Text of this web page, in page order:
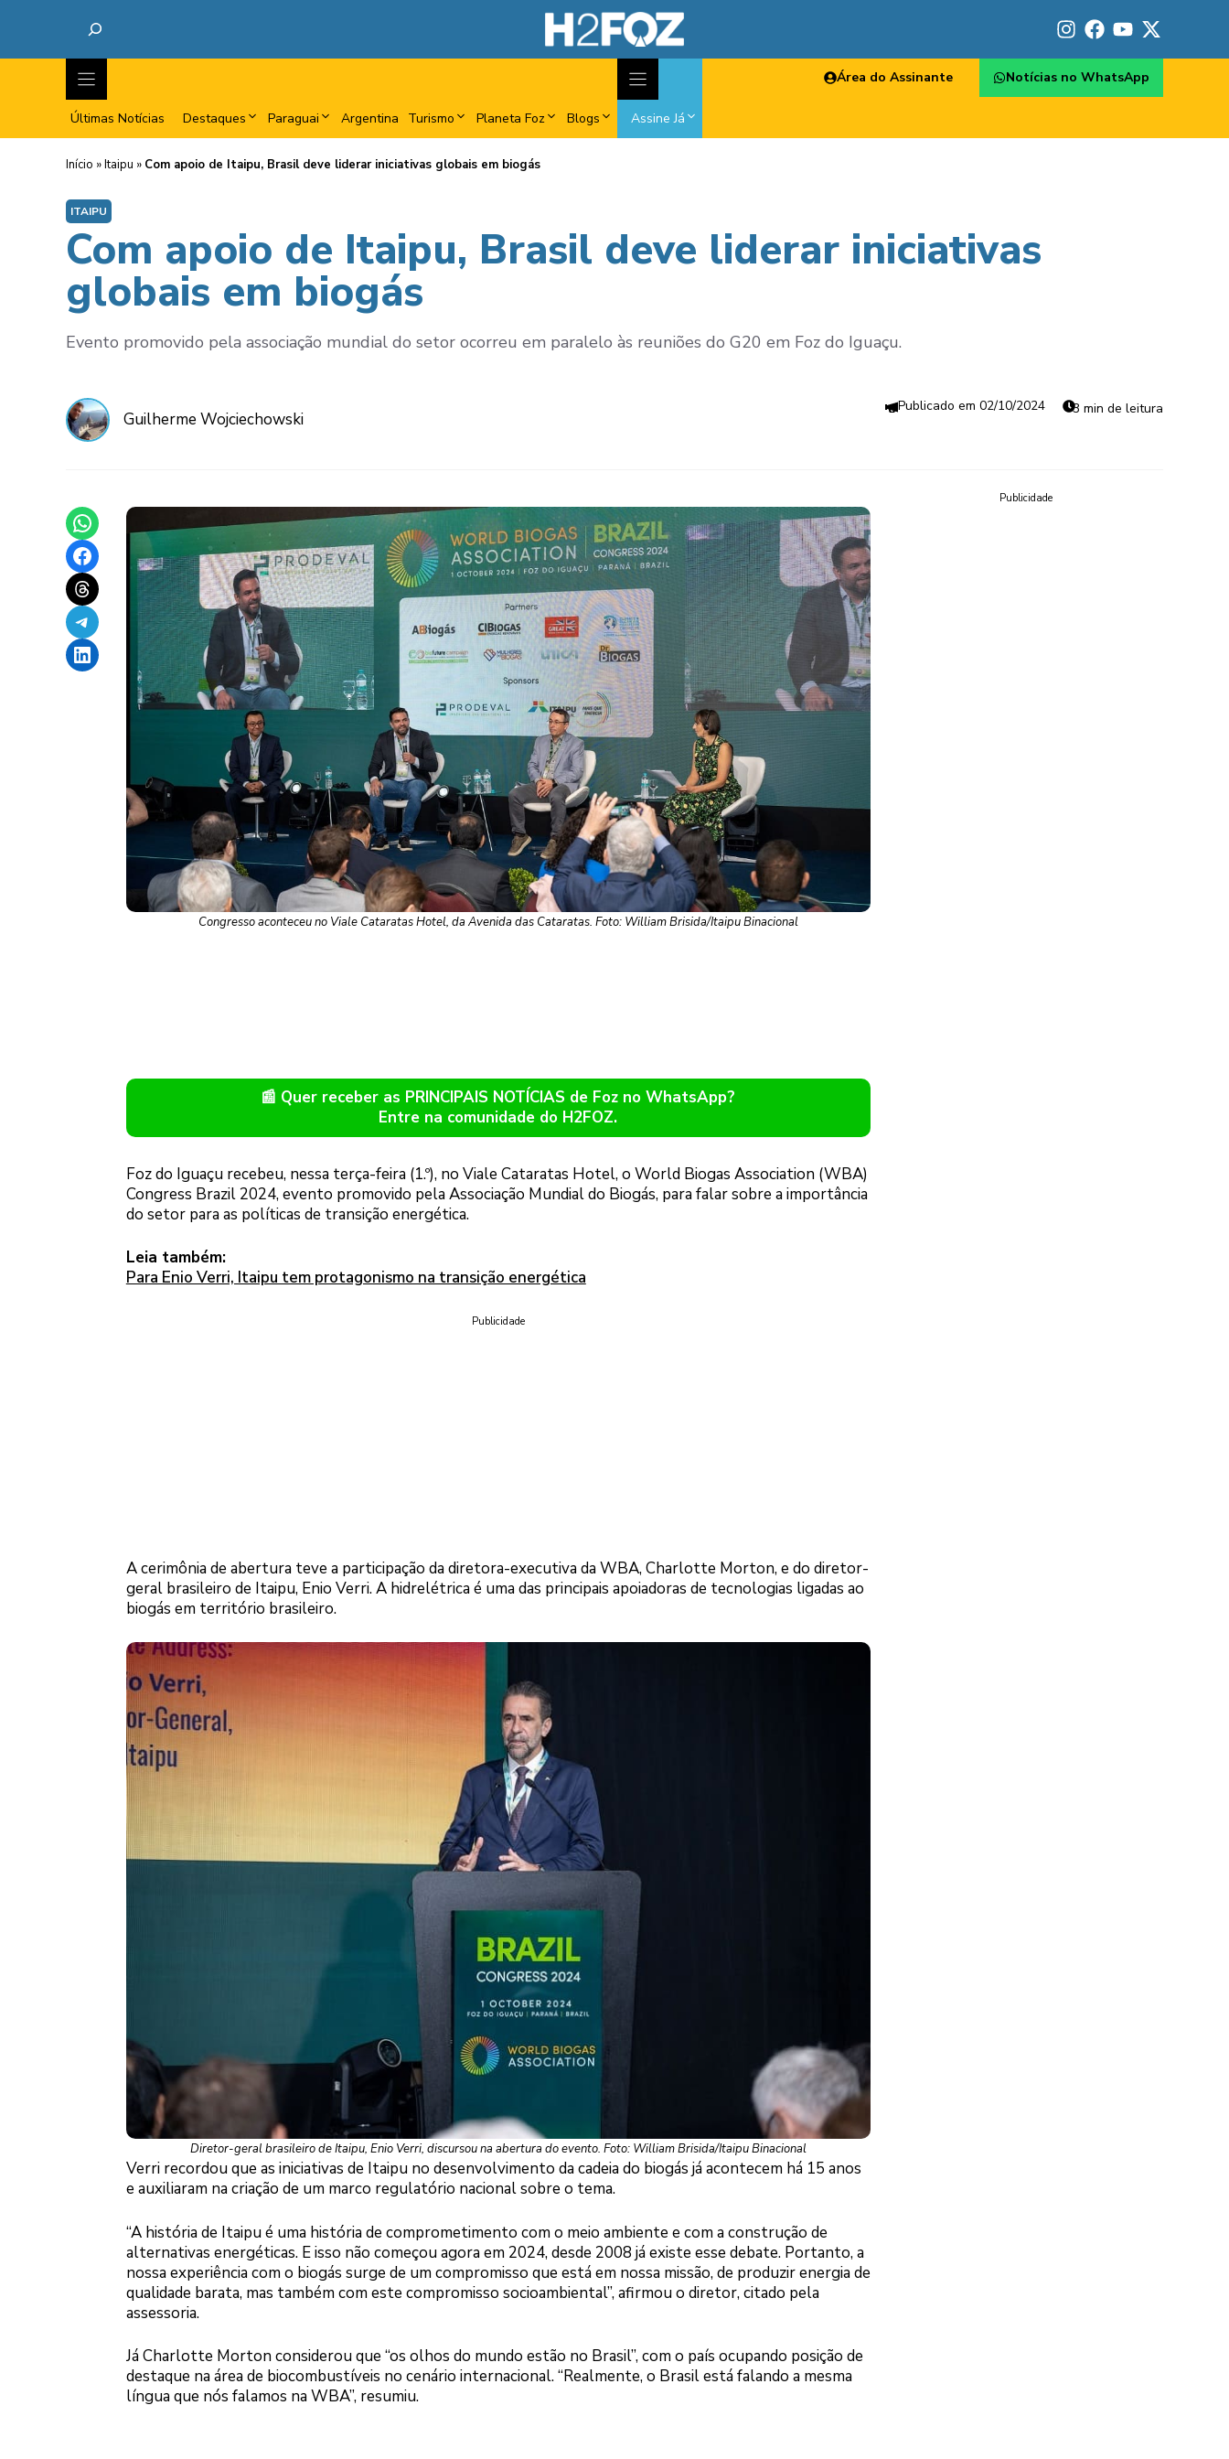
Últimas Notícias Destaques Paraguai Argentina Turismo Planeta Foz Blogs Assine Já
Área do Assinante Notícias no WhatsApp
Início »Itaipu » Com apoio de Itaipu, Brasil deve liderar iniciativas globais em biogás
ITAIPU
Com apoio de Itaipu, Brasil deve liderar iniciativas
globais em biogás
Evento promovido pela associação mundial do setor ocorreu em paralelo às reuniões do G20 em Foz do Iguaçu.
Guilherme Wojciechowski
02/10/2024 3 min de leitura
Share on WhatsApp
Share on Facebook
Share on Threads
Share on Telegram
Share on LinkedIn
Congresso aconteceu no Viale Cataratas Hotel, da Avenida das Cataratas. Foto: William Brisida/Itaipu Binacional
📰 Quer receber as PRINCIPAIS NOTÍCIAS de Foz no WhatsApp?
Entre na comunidade do H2FOZ.
Foz do Iguaçu recebeu, nessa terça-feira (1.º), no Viale Cataratas Hotel, o World Biogas Association (WBA)
Congress Brazil 2024, evento promovido pela Associação Mundial do Biogás, para falar sobre a importância
do setor para as políticas de transição energética.
Leia também:
Para Enio Verri, Itaipu tem protagonismo na transição energética
Publicidade
A cerimônia de abertura teve a participação da diretora-executiva da WBA, Charlotte Morton, e do diretor-
geral brasileiro de Itaipu, Enio Verri. A hidrelétrica é uma das principais apoiadoras de tecnologias ligadas ao
biogás em território brasileiro.
Diretor-geral brasileiro de Itaipu, Enio Verri, discursou na abertura do evento. Foto: William Brisida/Itaipu Binacional
Verri recordou que as iniciativas de Itaipu no desenvolvimento da cadeia do biogás já acontecem há 15 anos
e auxiliaram na criação de um marco regulatório nacional sobre o tema.
“A história de Itaipu é uma história de comprometimento com o meio ambiente e com a construção de
alternativas energéticas. E isso não começou agora em 2024, desde 2008 já existe esse debate. Portanto, a
nossa experiência com o biogás surge de um compromisso que está em nossa missão, de produzir energia de
qualidade barata, mas também com este compromisso socioambiental”, afirmou o diretor, citado pela
assessoria.
Já Charlotte Morton considerou que “os olhos do mundo estão no Brasil”, com o país ocupando posição de
destaque na área de biocombustíveis no cenário internacional. “Realmente, o Brasil está falando a mesma
língua que nós falamos na WBA”, resumiu.
Publicidade